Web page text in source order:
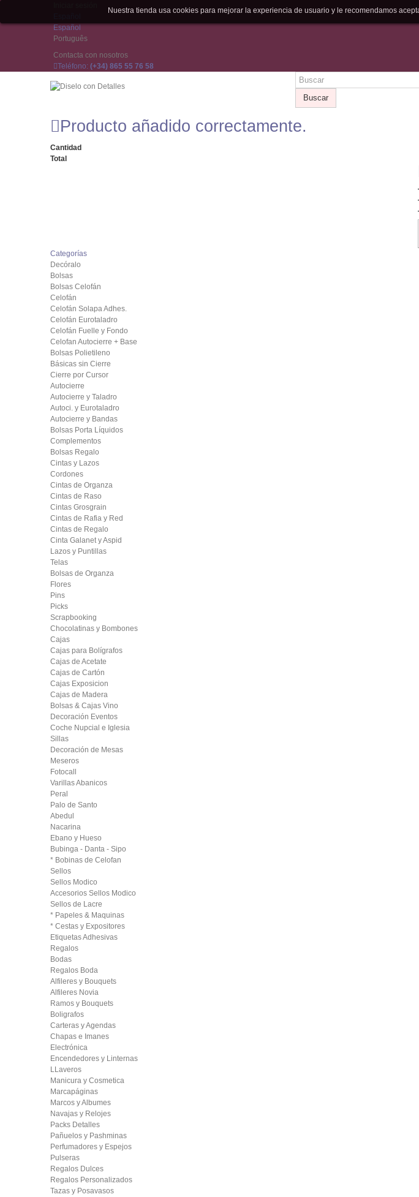
Español
Português
Contacta con nosotros
Teléfono: (+34) 865 55 76 58
Buscar
Producto añadido correctamente.
Cantidad
Total
Categorías
Decóralo
Bolsas
Bolsas Celofán
Celofán
Celofán Solapa Adhes.
Celofán Eurotaladro
Celofán Fuelle y Fondo
Celofan Autocierre + Base
Bolsas Polietileno
Básicas sin Cierre
Cierre por Cursor
Autocierre
Autocierre y Taladro
Autoci. y Eurotaladro
Autocierre y Bandas
Bolsas Porta Líquidos
Complementos
Bolsas Regalo
Cintas y Lazos
Cordones
Cintas de Organza
Cintas de Raso
Cintas Grosgrain
Cintas de Rafia y Red
Cintas de Regalo
Cinta Galanet y Aspid
Lazos y Puntillas
Telas
Bolsas de Organza
Flores
Pins
Picks
Scrapbooking
Chocolatinas y Bombones
Cajas
Cajas para Bolígrafos
Cajas de Acetate
Cajas de Cartón
Cajas Exposicion
Cajas de Madera
Bolsas & Cajas Vino
Decoración Eventos
Coche Nupcial e Iglesia
Sillas
Decoración de Mesas
Meseros
Fotocall
Varillas Abanicos
Peral
Palo de Santo
Abedul
Nacarina
Ebano y Hueso
Bubinga - Danta - Sipo
* Bobinas de Celofan
Sellos
Sellos Modico
Accesorios Sellos Modico
Sellos de Lacre
* Papeles & Maquinas
* Cestas y Expositores
Etiquetas Adhesivas
Regalos
Bodas
Regalos Boda
Alfileres y Bouquets
Alfileres Novia
Ramos y Bouquets
Boligrafos
Carteras y Agendas
Chapas e Imanes
Electrónica
Encendedores y Linternas
LLaveros
Manicura y Cosmetica
Marcapáginas
Marcos y Albumes
Navajas y Relojes
Packs Detalles
Pañuelos y Pashminas
Perfumadores y Espejos
Pulseras
Regalos Dulces
Regalos Personalizados
Tazas y Posavasos
Nuestra tienda usa cookies para mejorar la experiencia de usuario y le recomendamos